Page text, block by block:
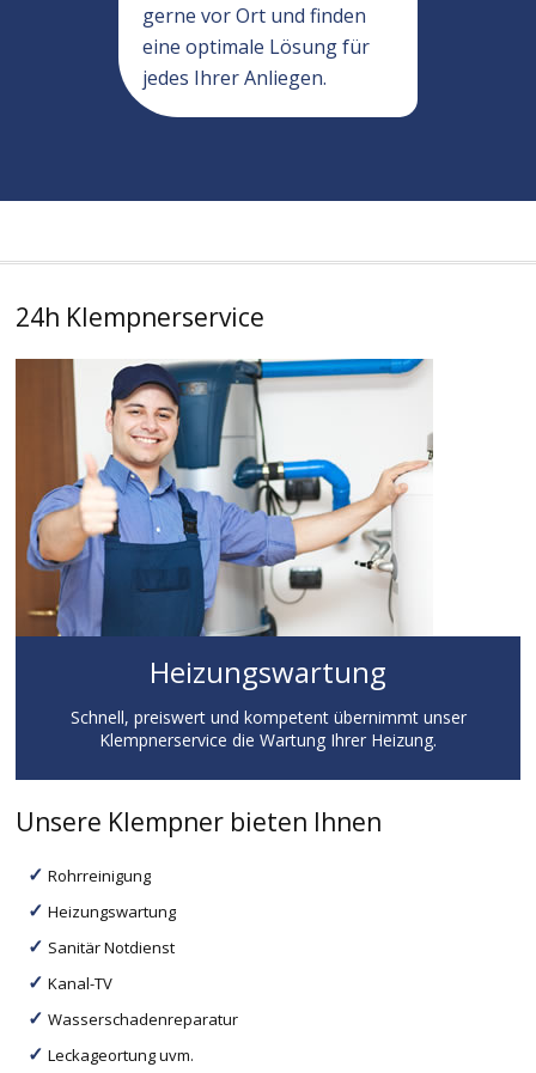
gerne vor Ort und finden
eine optimale Lösung für
jedes Ihrer Anliegen.
24h Klempnerservice
Heizungswartung
Schnell, preiswert und kompetent übernimmt unser
Klempnerservice die Wartung Ihrer Heizung.
Unsere Klempner bieten Ihnen
Rohrreinigung
Heizungswartung
Sanitär Notdienst
Kanal-TV
Wasserschadenreparatur
Leckageortung uvm.